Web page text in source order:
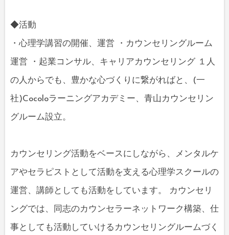
◆活動
・心理学講習の開催、運営 ・カウンセリングルーム
運営 ・起業コンサル、キャリアカウンセリング １人
の人からでも、豊かな心づくりに繋がればと、(一
社)Cocoloラーニングアカデミー、青山カウンセリン
グルーム設立。
カウンセリング活動をベースにしながら、メンタルケ
アやセラピストとして活動を支える心理学スクールの
運営、講師としても活動をしています。 カウンセリ
ングでは、同志のカウンセラーネットワーク構築、仕
事としても活動していけるカウンセリングルームづく